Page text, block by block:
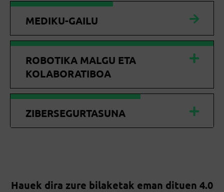
MEDIKU-GAILU
ROBOTIKA MALGU ETA
KOLABORATIBOA
ZIBERSEGURTASUNA
Hauek dira zure bilaketak eman dituen 4.0